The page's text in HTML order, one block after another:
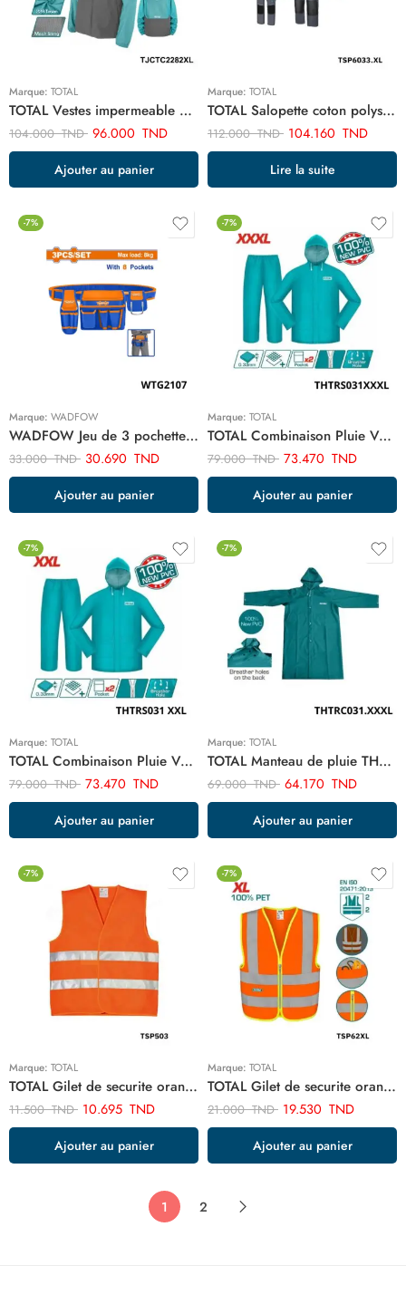
Marque: TOTAL
TOTAL Vestes impermeable XL TJCTC2282.XL
104.000TND 96.000 TND
Ajouter au panier
Marque: TOTAL
TOTAL Salopette coton polyster grix xl TSP6033.XL
112.000TND 104.160 TND
Lire la suite
-7%
Marque: WADFOW
WADFOW Jeu de 3 pochettes a outils WTG2107
33.000TND 30.690 TND
Ajouter au panier
-7%
Marque: TOTAL
TOTAL Combinaison Pluie Veste Et Pantalon xxxl THTRS031.XXXL
79.000TND 73.470 TND
Ajouter au panier
-7%
Marque: TOTAL
TOTAL Combinaison Pluie Veste Et Pantalon XXL THTRS031.XXL
79.000TND 73.470 TND
Ajouter au panier
-7%
Marque: TOTAL
TOTAL Manteau de pluie THTRC031.XXXL
69.000TND 64.170 TND
Ajouter au panier
-7%
Marque: TOTAL
TOTAL Gilet de securite orange TSP503
11.500TND 10.695 TND
Ajouter au panier
-7%
Marque: TOTAL
TOTAL Gilet de securite orange TSP62XL
21.000TND 19.530 TND
Ajouter au panier
1 2